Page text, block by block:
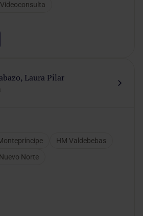
Videoconsulta
Laura Pilar
HM Valdebebas
Norte